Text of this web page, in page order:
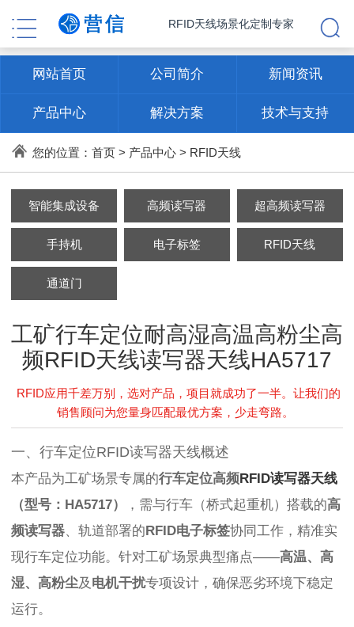
RFID天线场景化定制专家
网站首页 公司简介 新闻资讯
产品中心 解决方案 技术与支持
联系方式
您的位置： 首页> 产品中心> RFID天线
智能集成设备 高频读写器 超高频读写器
手持机 电子标签 RFID天线
通道门
工矿行车定位耐高湿高温高粉尘高
频RFID天线读写器天线HA5717
RFID应用千差万别，选对产品，项目就成功了一半。让我们的
销售顾问为您量身匹配最优方案，少走弯路。
一、行车定位RFID读写器天线概述
本产品为工矿场景专属的行车定位高频 RFID读写器天线
（型号：HA5717）
，需与行车（桥式起重机）搭载的高
频读写器、轨道部署的 RFID电子标签协同工作，精准实
现行车定位功能。针对工矿场景典型痛点——高温、高
湿、高粉尘及 电机干扰专项设计，确保恶劣环境下稳定
运行。